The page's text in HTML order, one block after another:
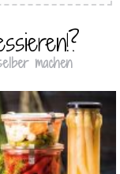
machen